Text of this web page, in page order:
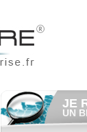
JE
UN